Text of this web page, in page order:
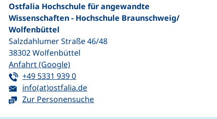
Ostfalia Hochschule für angewandte
Wissenschaften - Hochschule Braunschweig/​
Wolfenbüttel
Salzdahlumer Straße 46/48
38302Wolfenbüttel
Anfahrt (Google)(externer Link, öffnet neues Fenster)
Tel:
+49 5331 939 0(startet einen Telefonanruf, wenn Ihr
E-Mail:
info(at)ostfalia.de(öffnet Ihr E-Mail-Programm)
Zur Personensuche